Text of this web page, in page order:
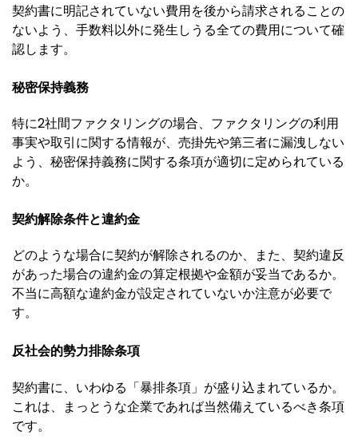
契約書に明記されていない費用を後から請求されることの
ないよう、手数料以外に発生しうる全ての費用について確
認します。
秘密保持義務
特に2社間ファクタリングの場合、ファクタリングの利用
事実や取引に関する情報が、売掛先や第三者に漏洩しない
よう、秘密保持義務に関する条項が適切に定められている
か。
契約解除条件と違約金
どのような場合に契約が解除されるのか、また、契約違反
があった場合の違約金の算定根拠や金額が妥当であるか。
不当に高額な違約金が設定されていないか注意が必要で
す。
反社会的勢力排除条項
契約書に、いわゆる「暴排条項」が盛り込まれているか。
これは、まっとうな企業であれば当然備えているべき条項
です。